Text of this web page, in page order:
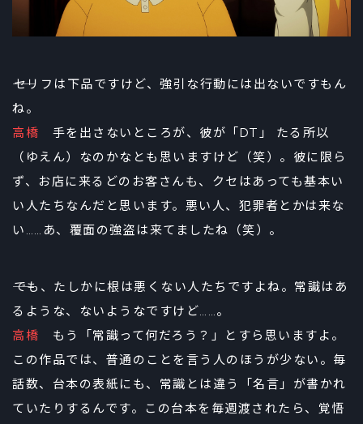
――セリフは下品ですけど、強引な行動には出ないですもん
ね。
高橋 手を出さないところが、彼が「DT」 たる所以
（ゆえん）なのかなとも思いますけど（笑）。彼に限ら
ず、お店に来るどのお客さんも、クセはあっても基本い
い人たちなんだと思います。悪い人、犯罪者とかは来な
い……あ、覆面の強盗は来てましたね（笑）。
――でも、たしかに根は悪くない人たちですよね。常識はあ
るような、ないようなですけど……。
高橋 もう「常識って何だろう？」とすら思いますよ。
この作品では、普通のことを言う人のほうが少ない。毎
話数、台本の表紙にも、常識とは違う「名言」が書かれ
ていたりするんです。この台本を毎週渡されたら、覚悟